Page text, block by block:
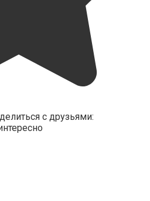
с друзьями: